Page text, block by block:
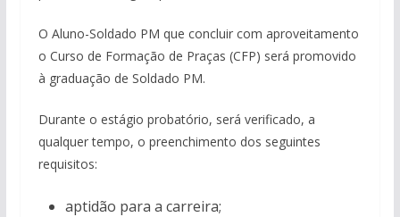
O Aluno-Soldado PM que concluir com aproveitamento
o Curso de Formação de Praças (CFP) será promovido
à graduação de Soldado PM.
Durante o estágio probatório, será verificado, a
qualquer tempo, o preenchimento dos seguintes
requisitos:
aptidão para a carreira;